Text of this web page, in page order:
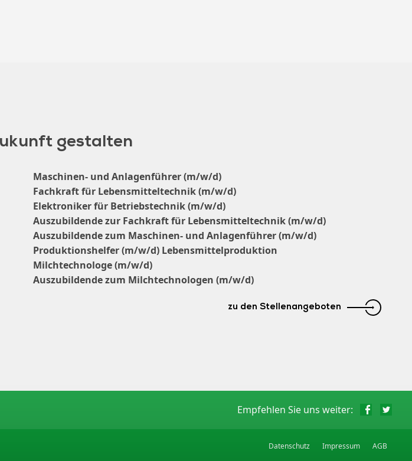
gestalten
Maschinen- und Anlagenführer (m/w/d)
Fachkraft für Lebensmitteltechnik (m/w/d)
Elektroniker für Betriebstechnik (m/w/d)
Auszubildende zur Fachkraft für Lebensmitteltechnik (m/w/d)
Auszubildende zum Maschinen- und Anlagenführer (m/w/d)
Produktionshelfer (m/w/d) Lebensmittelproduktion
Milchtechnologe (m/w/d)
Auszubildende zum Milchtechnologen (m/w/d)
zu den Stellenangeboten
Empfehlen Sie uns weiter:
Datenschutz Impressum AGB